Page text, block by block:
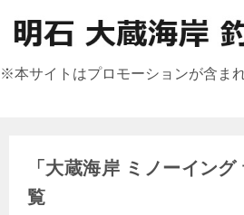
※本サイトはプロモーションが含ま
「大蔵海岸 ミノーイン
覧